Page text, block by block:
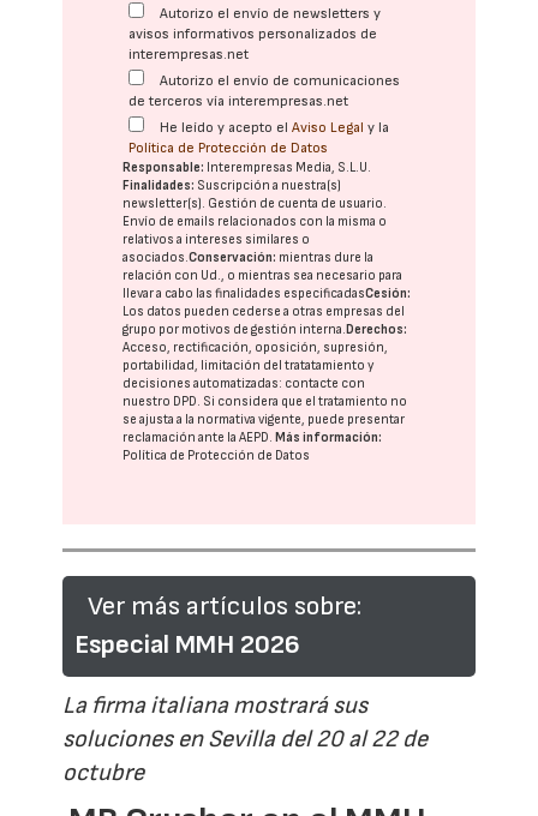
Autorizo el envío de newsletters y
avisos informativos personalizados de
interempresas.net
Autorizo el envío de comunicaciones
de terceros vía interempresas.net
He leído y acepto elAviso Legal y la
Política de Protección de Datos
Responsable: Interempresas Media, S.L.U.
Finalidades: Suscripción a nuestra(s)
newsletter(s). Gestión de cuenta de usuario.
Envío de emails relacionados con la misma o
relativos a intereses similares o
asociados.Conservación: mientras dure la
relación con Ud., o mientras sea necesario para
llevar a cabo las finalidades especificadasCesión:
Los datos pueden cederse a otras empresas del
grupo por motivos de gestión interna. Derechos:
Acceso, rectificación, oposición, supresión,
portabilidad, limitación del tratatamiento y
decisiones automatizadas: contacte con
nuestro DPD. Si considera que el tratamiento no
se ajusta a la normativa vigente, puede presentar
reclamación ante laAEPD. Más información:
Política de Protección de Datos
Ver más artículos sobre:
Especial MMH 2026
La firma italiana mostrará sus
soluciones en Sevilla del 20 al 22 de
octubre